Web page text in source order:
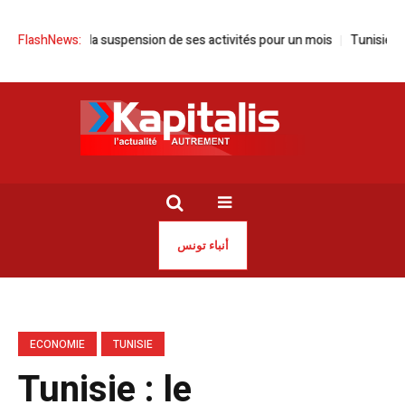
FlashNews:
la suspension de ses activités pour un mois Tunisie | Sayed
أنباء تونس
ECONOMIE TUNISIE
Tunisie : le